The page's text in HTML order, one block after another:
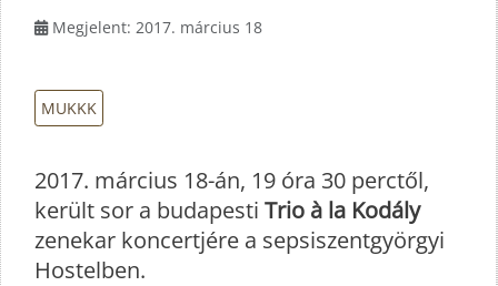
Megjelent: 2017. március 18
MUKKK
2017. március 18-án, 19 óra 30 perctől,
került sor a budapesti Trio à la Kodály
zenekar koncertjére a sepsiszentgyörgyi
Hostelben.